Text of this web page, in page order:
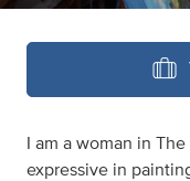
I am a woman in
expressive in